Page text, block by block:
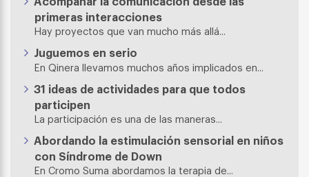
primeras interacciones
Hay proyectos que van mucho más allá...
Juguemos en serio
En Qinera llevamos muchos años implicados en...
31 ideas de actividades para que todos
participen
La participación es una de las maneras...
Abordando la estimulación sensorial en niños
con Síndrome de Down
En Cromo Suma abordamos la terapia de...